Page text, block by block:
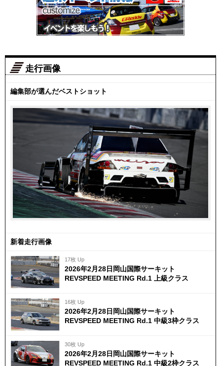
走行画像
編集部が選んだベストショット
新着走行画像
17枚 Up
2026年2月28日岡山国際サーキット
REVSPEED MEETING Rd.1 上級クラス
16枚 Up
2026年2月28日岡山国際サーキット
REVSPEED MEETING Rd.1 中級3枠クラス
30枚 Up
2026年2月28日岡山国際サーキット
REVSPEED MEETING Rd.1 中級2枠クラス